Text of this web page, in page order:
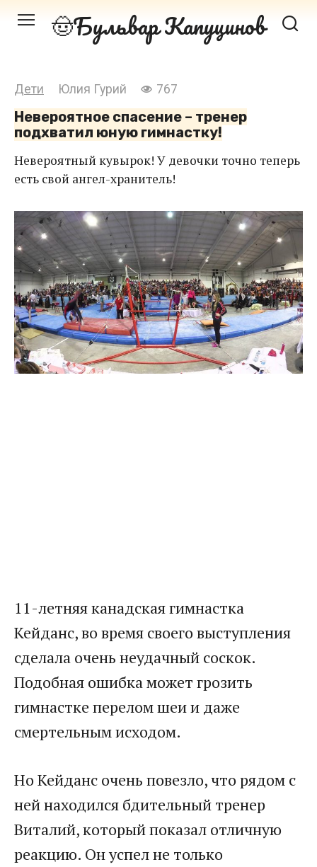
Перейти Бульвар Капуцинов
Дети Юлия Гурий 767
Невероятное спасение – тренер
подхватил юную гимнастку!
Невероятный кувырок! У девочки точно теперь
есть свой ангел-хранитель!
11-летняя канадская гимнастка
Кейданс, во время своего выступления
сделала очень неудачный соскок.
Подобная ошибка может грозить
гимнастке перелом шеи и даже
смертельным исходом.
Но Кейданс очень повезло, что рядом с
ней находился бдительный тренер
Виталий, который показал отличную
реакцию. Он успел не только